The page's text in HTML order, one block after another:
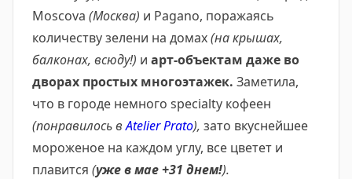
Moscova (Москва) и Pagano, поражаясь
количеству зелени на домах(на крышах,
балконах, всюду!) и арт-объектам даже во
дворах простых многоэтажек. Заметила,
что в городе немного specialty кофеен
(понравилось вAtelier Prato), зато вкуснейшее
мороженое на каждом углу, все цветет и
плавится (уже в мае +31 днем!).